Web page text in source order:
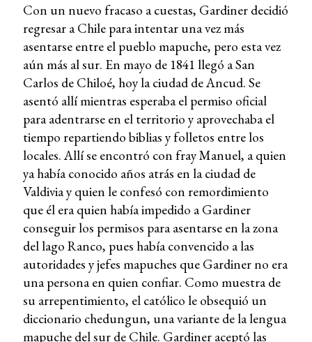
Con un nuevo fracaso a cuestas, Gardiner decidió
regresar a Chile para intentar una vez más
asentarse entre el pueblo mapuche, pero esta vez
aún más al sur. En mayo de 1841 llegó a San
Carlos de Chiloé, hoy la ciudad de Ancud. Se
asentó allí mientras esperaba el permiso oficial
para adentrarse en el territorio y aprovechaba el
tiempo repartiendo biblias y folletos entre los
locales. Allí se encontró con fray Manuel, a quien
ya había conocido años atrás en la ciudad de
Valdivia y quien le confesó con remordimiento
que él era quien había impedido a Gardiner
conseguir los permisos para asentarse en la zona
del lago Ranco, pues había convencido a las
autoridades y jefes mapuches que Gardiner no era
una persona en quien confiar. Como muestra de
su arrepentimiento, el católico le obsequió un
diccionario chedungun, una variante de la lengua
mapuche del sur de Chile. Gardiner aceptó las